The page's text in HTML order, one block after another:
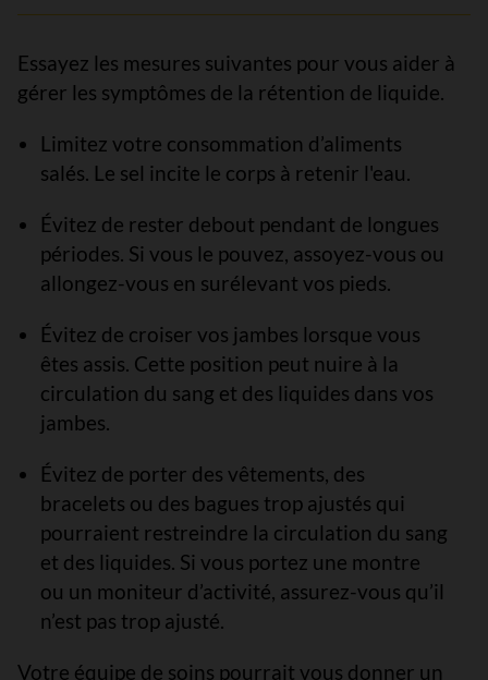
Essayez les mesures suivantes pour vous aider à
gérer les symptômes de la rétention de liquide.
Limitez votre consommation d’aliments
salés. Le sel incite le corps à retenir l'eau.
Évitez de rester debout pendant de longues
périodes. Si vous le pouvez, assoyez-vous ou
allongez-vous en surélevant vos pieds.
Évitez de croiser vos jambes lorsque vous
êtes assis. Cette position peut nuire à la
circulation du sang et des liquides dans vos
jambes.
Évitez de porter des vêtements, des
bracelets ou des bagues trop ajustés qui
pourraient restreindre la circulation du sang
et des liquides. Si vous portez une montre
ou un moniteur d’activité, assurez-vous qu’il
n’est pas trop ajusté.
Votre équipe de soins pourrait vous donner un